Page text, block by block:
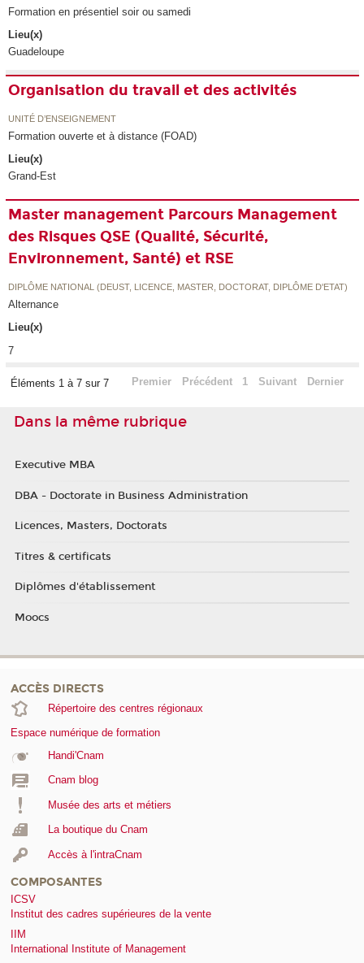
Formation en présentiel soir ou samedi
Lieu(x)
Guadeloupe
Organisation du travail et des activités
UNITÉ D’ENSEIGNEMENT
Formation ouverte et à distance (FOAD)
Lieu(x)
Grand-Est
Master management Parcours Management
des Risques QSE (Qualité, Sécurité,
Environnement, Santé) et RSE
DIPLÔME NATIONAL (DEUST, LICENCE, MASTER, DOCTORAT, DIPLÔME D'ETAT)
Alternance
Lieu(x)
7
Éléments 1 à 7 sur 7 Premier Précédent 1 Suivant Dernier
Dans la même rubrique
Executive MBA
DBA - Doctorate in Business Administration
Licences, Masters, Doctorats
Titres & certificats
Diplômes d'établissement
Moocs
ACCÈS DIRECTS
Répertoire des centres régionaux
Espace numérique de formation
Handi'Cnam
Cnam blog
Musée des arts et métiers
La boutique du Cnam
Accès à l'intraCnam
COMPOSANTES
ICSV
Institut des cadres supérieures de la vente
IIM
International Institute of Management